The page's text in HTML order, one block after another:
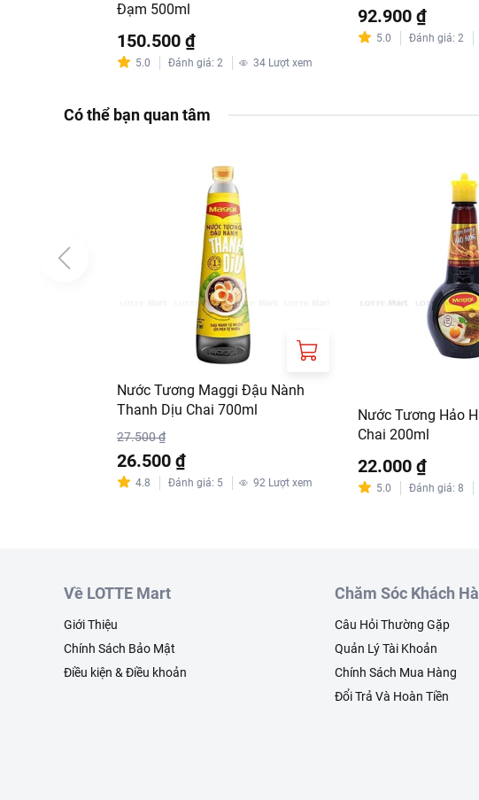
Đạm 500ml
150.500 ₫
5.0 Đánh giá: 2 34 Lượt xem
92.900 ₫
5.0 Đánh giá: 2
Có thể bạn quan tâm
Nước Tương Maggi Đậu Nành
Thanh Dịu Chai 700ml
27.500 ₫
26.500 ₫
4.8 Đánh giá: 5 92 Lượt xem
Nước Tương Hảo
Chai 200ml
22.000 ₫
5.0 Đánh giá: 8
Về LOTTE Mart
Giới Thiệu
Chính Sách Bảo Mật
Điều kiện & Điều khoản
Chăm Sóc Khách
Câu Hỏi Thường Gặp
Quản Lý Tài Khoản
Chính Sách Mua Hàng
Đổi Trả Và Hoàn Tiền